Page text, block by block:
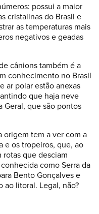
possui a maior
cristalinas do Brasil e
as temperaturas mais
negativos e geadas
cânions também é a
conhecimento no Brasil
ar polar estão anexas
que haja neve
Geral, que são pontos
origem tem a ver com a
e os tropeiros, que, ao
rotas que desciam
como Serra da
Bento Gonçalves e
ao litoral. Legal, não?